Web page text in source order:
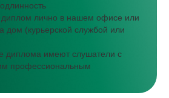
диплом лично в нашем офисе или
дом (курьерской службой или
диплома имеют слушатели с
профессиональным